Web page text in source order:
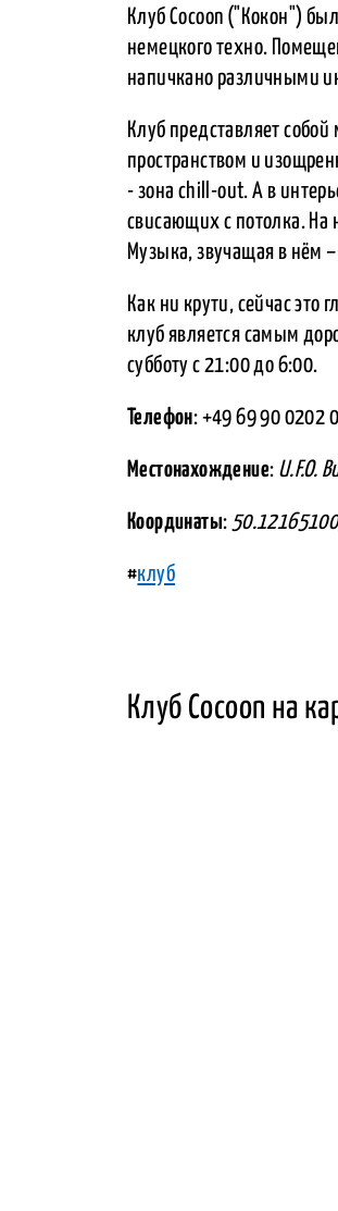
Клуб Cocoon ("Кокон")
немецкого техно.
напичкано различными
Клуб представляет
пространством и
- зона chill-out. А в
свисающих с потолка. На
Музыка, звучащая в нём
Как ни крути, сейчас это
клуб является самым
субботу с 21:00 до 6:00.
Телефон: +49 69 90 0202
Местонахождение: U.F.O.
Координаты:
#клуб
Клуб Cocoon на